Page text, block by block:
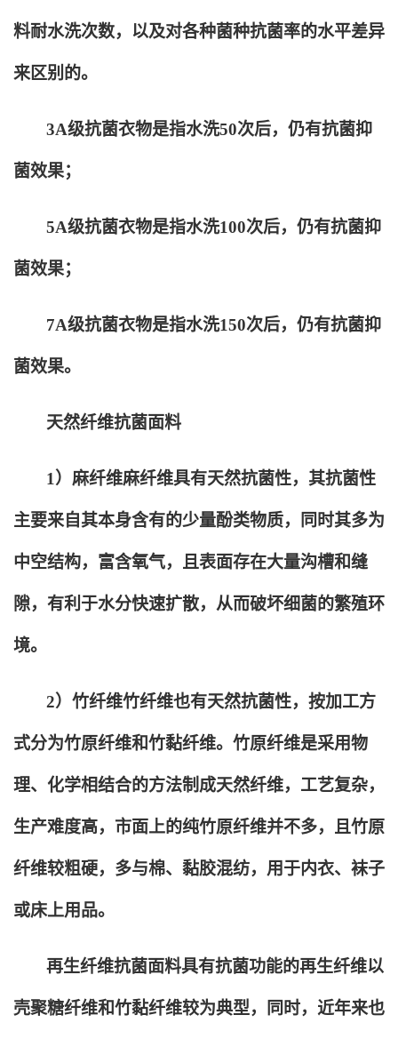
料耐水洗次数，以及对各种菌种抗菌率的水平差异
来区别的。
3A级抗菌衣物是指水洗50次后，仍有抗菌抑
菌效果；
5A级抗菌衣物是指水洗100次后，仍有抗菌抑
菌效果；
7A级抗菌衣物是指水洗150次后，仍有抗菌抑
菌效果。
天然纤维抗菌面料
1 ）麻纤维麻纤维具有天然抗菌性，其抗菌性
主要来自其本身含有的少量酚类物质，同时其多为
中空结构，富含氧气，且表面存在大量沟槽和缝
隙，有利于水分快速扩散，从而破坏细菌的繁殖环
境。
2）竹纤维竹纤维也有天然抗菌性，按加工方
式分为竹原纤维和竹黏纤维。竹原纤维是采用物
理、化学相结合的方法制成天然纤维，工艺复杂，
生产难度高，市面上的纯竹原纤维并不多，且竹原
纤维较粗硬，多与棉、黏胶混纺，用于内衣、袜子
或床上用品。
再生纤维抗菌面料具有抗菌功能的再生纤维以
壳聚糖纤维和竹黏纤维较为典型，同时，近年来也